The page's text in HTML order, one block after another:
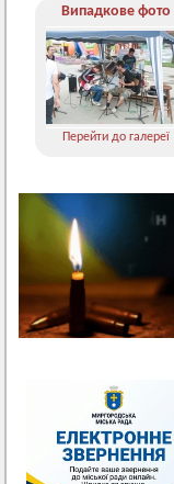
Випадкове фото
Перейти до галереї